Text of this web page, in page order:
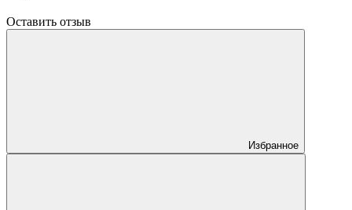
Оставить отзыв
Избранное